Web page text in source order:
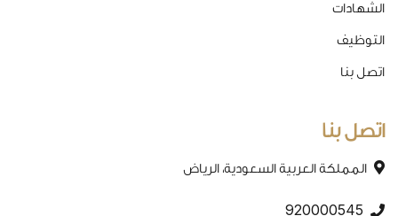
الشهادات
التوظيف
اتصل بنا
اتصل بنا
المملكة العربية السعودية، الرياض
920000545